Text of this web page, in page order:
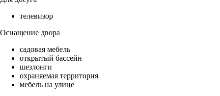
телевизор
Оснащение двора
садовая мебель
открытый бассейн
шезлонги
охраняемая территория
мебель на улице